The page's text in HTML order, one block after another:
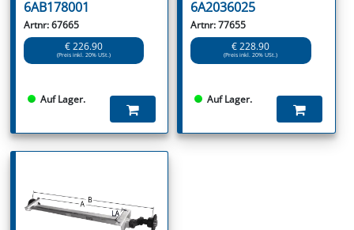
6AB178001
Artnr: 67665
€ 226.90
(Preis inkl. 20% USt.)
Auf Lager.
6A2036025
Artnr: 77655
€ 228.90
(Preis inkl. 20% USt.)
Auf Lager.